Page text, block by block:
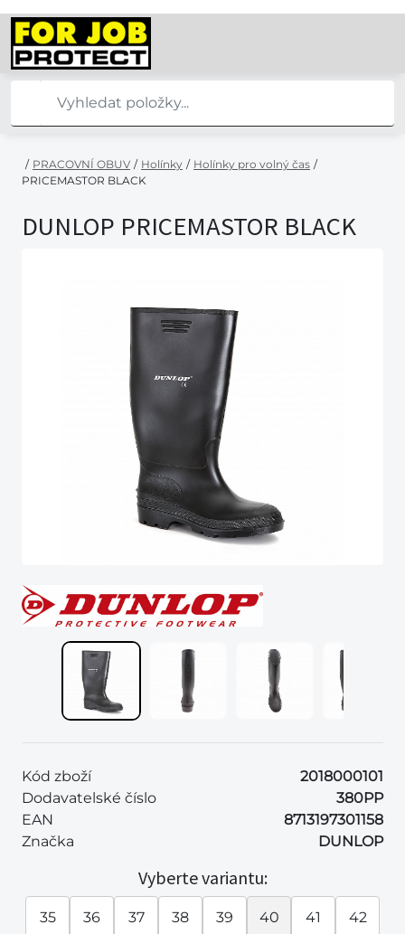
/ PRACOVNÍ OBUV / Holínky / Holínky pro volný čas /
PRICEMASTOR BLACK
DUNLOP PRICEMASTOR BLACK
Kód zboží
2018000101
Dodavatelské číslo
380PP
EAN
8713197301158
Značka
DUNLOP
Vyberte variantu:
35 36 37 38 39 40 41 42